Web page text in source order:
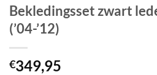
Bekledingsset zwart
(’04-’12)
€349,95